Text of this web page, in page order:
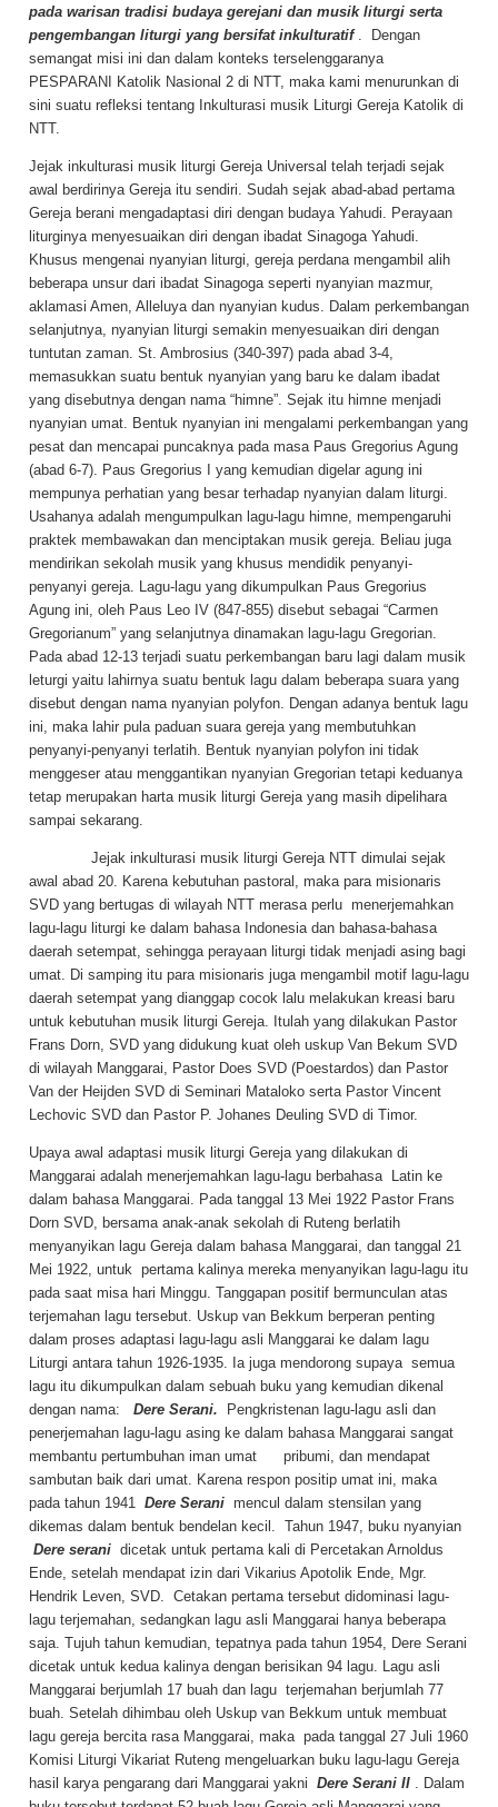
pada warisan tradisi budaya gerejani dan musik liturgi serta
pengembangan liturgi yang bersifat inkulturatif . Dengan
semangat misi ini dan dalam konteks terselenggaranya
PESPARANI Katolik Nasional 2 di NTT, maka kami menurunkan di
sini suatu refleksi tentang Inkulturasi musik Liturgi Gereja Katolik di
NTT.
Jejak inkulturasi musik liturgi Gereja Universal telah terjadi sejak
awal berdirinya Gereja itu sendiri. Sudah sejak abad-abad pertama
Gereja berani mengadaptasi diri dengan budaya Yahudi. Perayaan
liturginya menyesuaikan diri dengan ibadat Sinagoga Yahudi.
Khusus mengenai nyanyian liturgi, gereja perdana mengambil alih
beberapa unsur dari ibadat Sinagoga seperti nyanyian mazmur,
aklamasi Amen, Alleluya dan nyanyian kudus. Dalam perkembangan
selanjutnya, nyanyian liturgi semakin menyesuaikan diri dengan
tuntutan zaman. St. Ambrosius (340-397) pada abad 3-4,
memasukkan suatu bentuk nyanyian yang baru ke dalam ibadat
yang disebutnya dengan nama “himne”. Sejak itu himne menjadi
nyanyian umat. Bentuk nyanyian ini mengalami perkembangan yang
pesat dan mencapai puncaknya pada masa Paus Gregorius Agung
(abad 6-7). Paus Gregorius I yang kemudian digelar agung ini
mempunya perhatian yang besar terhadap nyanyian dalam liturgi.
Usahanya adalah mengumpulkan lagu-lagu himne, mempengaruhi
praktek membawakan dan menciptakan musik gereja. Beliau juga
mendirikan sekolah musik yang khusus mendidik penyanyi-
penyanyi gereja. Lagu-lagu yang dikumpulkan Paus Gregorius
Agung ini, oleh Paus Leo IV (847-855) disebut sebagai “Carmen
Gregorianum” yang selanjutnya dinamakan lagu-lagu Gregorian.
Pada abad 12-13 terjadi suatu perkembangan baru lagi dalam musik
leturgi yaitu lahirnya suatu bentuk lagu dalam beberapa suara yang
disebut dengan nama nyanyian polyfon. Dengan adanya bentuk lagu
ini, maka lahir pula paduan suara gereja yang membutuhkan
penyanyi-penyanyi terlatih. Bentuk nyanyian polyfon ini tidak
menggeser atau menggantikan nyanyian Gregorian tetapi keduanya
tetap merupakan harta musik liturgi Gereja yang masih dipelihara
sampai sekarang.
Jejak inkulturasi musik liturgi Gereja NTT dimulai sejak
awal abad 20. Karena kebutuhan pastoral, maka para misionaris
SVD yang bertugas di wilayah NTT merasa perlu menerjemahkan
lagu-lagu liturgi ke dalam bahasa Indonesia dan bahasa-bahasa
daerah setempat, sehingga perayaan liturgi tidak menjadi asing bagi
umat. Di samping itu para misionaris juga mengambil motif lagu-lagu
daerah setempat yang dianggap cocok lalu melakukan kreasi baru
untuk kebutuhan musik liturgi Gereja. Itulah yang dilakukan Pastor
Frans Dorn, SVD yang didukung kuat oleh uskup Van Bekum SVD
di wilayah Manggarai, Pastor Does SVD (Poestardos) dan Pastor
Van der Heijden SVD di Seminari Mataloko serta Pastor Vincent
Lechovic SVD dan Pastor P. Johanes Deuling SVD di Timor.
Upaya awal adaptasi musik liturgi Gereja yang dilakukan di
Manggarai adalah menerjemahkan lagu-lagu berbahasa Latin ke
dalam bahasa Manggarai. Pada tanggal 13 Mei 1922 Pastor Frans
Dorn SVD, bersama anak-anak sekolah di Ruteng berlatih
menyanyikan lagu Gereja dalam bahasa Manggarai, dan tanggal 21
Mei 1922, untuk pertama kalinya mereka menyanyikan lagu-lagu itu
pada saat misa hari Minggu. Tanggapan positif bermunculan atas
terjemahan lagu tersebut. Uskup van Bekkum berperan penting
dalam proses adaptasi lagu-lagu asli Manggarai ke dalam lagu
Liturgi antara tahun 1926-1935. Ia juga mendorong supaya semua
lagu itu dikumpulkan dalam sebuah buku yang kemudian dikenal
dengan nama:
Dere Serani.
Pengkristenan lagu-lagu asli dan
penerjemahan lagu-lagu asing ke dalam bahasa Manggarai sangat
membantu pertumbuhan iman umat pribumi, dan mendapat
sambutan baik dari umat. Karena respon positip umat ini, maka
pada tahun 1941 Dere Serani mencul dalam stensilan yang
dikemas dalam bentuk bendelan kecil. Tahun 1947, buku nyanyian
Dere serani dicetak untuk pertama kali di Percetakan Arnoldus
Ende, setelah mendapat izin dari Vikarius Apotolik Ende, Mgr.
Hendrik Leven, SVD. Cetakan pertama tersebut didominasi lagu-
lagu terjemahan, sedangkan lagu asli Manggarai hanya beberapa
saja. Tujuh tahun kemudian, tepatnya pada tahun 1954, Dere Serani
dicetak untuk kedua kalinya dengan berisikan 94 lagu. Lagu asli
Manggarai berjumlah 17 buah dan lagu terjemahan berjumlah 77
buah. Setelah dihimbau oleh Uskup van Bekkum untuk membuat
lagu gereja bercita rasa Manggarai, maka pada tanggal 27 Juli 1960
Komisi Liturgi Vikariat Ruteng mengeluarkan buku lagu-lagu Gereja
hasil karya pengarang dari Manggarai yakni Dere Serani II . Dalam